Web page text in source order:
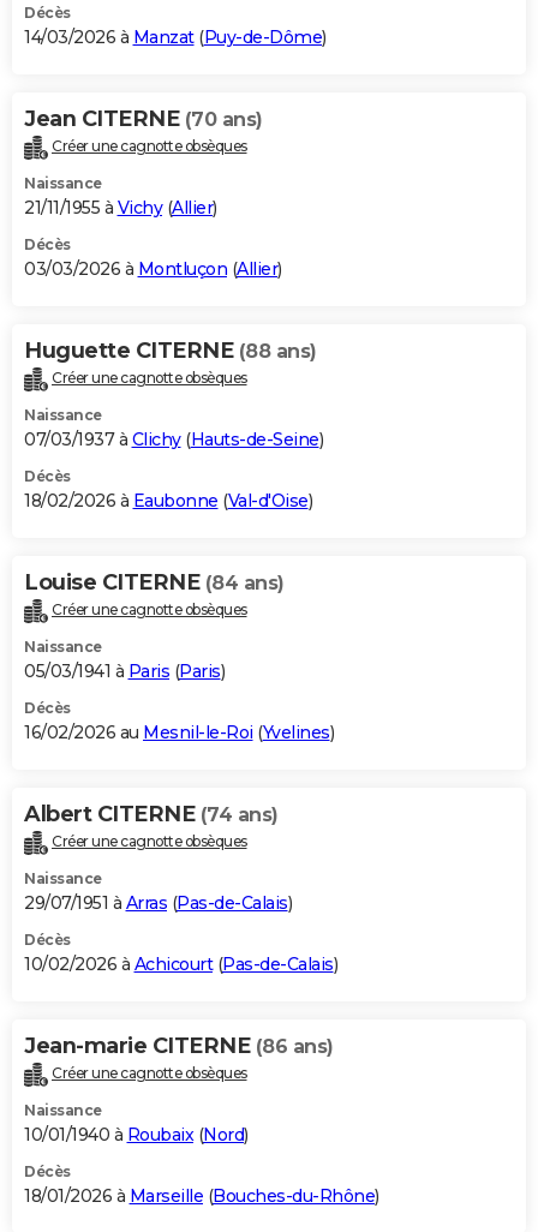
Décès
14/03/2026 à Manzat(Puy-de-Dôme)
Jean CITERNE (70 ans)
Créer une cagnotte obsèques
Naissance
21/11/1955 à Vichy(Allier)
Décès
03/03/2026 à Montluçon (Allier)
Huguette CITERNE (88 ans)
Créer une cagnotte obsèques
Naissance
07/03/1937 à Clichy(Hauts-de-Seine)
Décès
18/02/2026 à Eaubonne (Val-d'Oise)
Louise CITERNE (84 ans)
Créer une cagnotte obsèques
Naissance
05/03/1941 à Paris (Paris)
Décès
16/02/2026 au Mesnil-le-Roi (Yvelines)
Albert CITERNE (74 ans)
Créer une cagnotte obsèques
Naissance
29/07/1951 à Arras (Pas-de-Calais)
Décès
10/02/2026 à Achicourt(Pas-de-Calais)
Jean-marie CITERNE (86 ans)
Créer une cagnotte obsèques
Naissance
10/01/1940 à Roubaix(Nord)
Décès
18/01/2026 à Marseille (Bouches-du-Rhône)